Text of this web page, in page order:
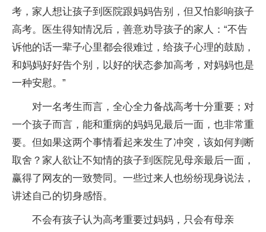
考，家人想让孩子到医院跟妈妈告别，但又怕影响孩子
高考。医生得知情况后，善意劝导孩子的家人：“不告
诉他的话一辈子心里都会很难过，给孩子心理的鼓励，
和妈妈好好告个别，以好的状态参加高考，对妈妈也是
一种安慰。”
对一名考生而言，全心全力备战高考十分重要；对
一个孩子而言，能和重病的妈妈见最后一面，也非常重
要。但如果这两个事情看起来发生了冲突，该如何判断
取舍？家人欲让不知情的孩子到医院见母亲最后一面，
赢得了网友的一致赞同。一些过来人也纷纷现身说法，
讲述自己的切身感悟。
不会有孩子认为高考重要过妈妈，只会有母亲